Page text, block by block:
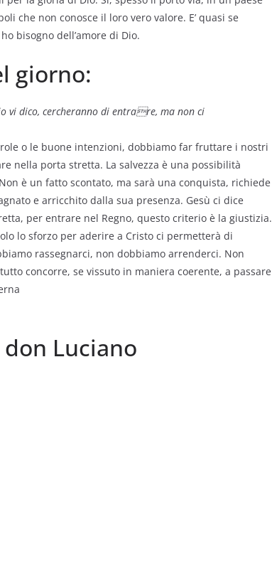
che non conosce il loro vero valore. E’ quasi se
bisogno dell’amore di Dio.
giorno:
vi dico, cercheranno di entrare, ma non ci
o le buone intenzioni, dobbiamo far fruttare i nostri
nella porta stretta. La salvezza è una possibilità
è un fatto scontato, ma sarà una conquista, richiede
e arricchito dalla sua presenza. Gesù ci dice
per entrare nel Regno, questo criterio è la giustizia.
lo sforzo per aderire a Cristo ci permetterà di
rassegnarci, non dobbiamo arrenderci. Non
concorre, se vissuto in maniera coerente, a passare
Luciano